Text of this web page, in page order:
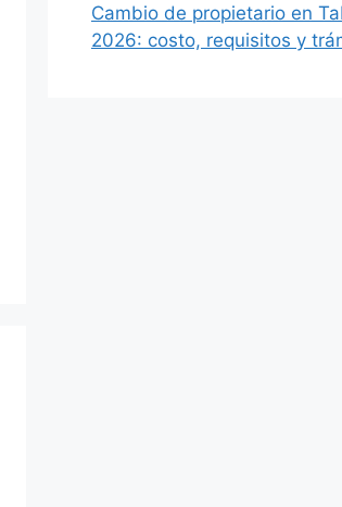
Cambio de propietario en
2026: costo, requisitos y